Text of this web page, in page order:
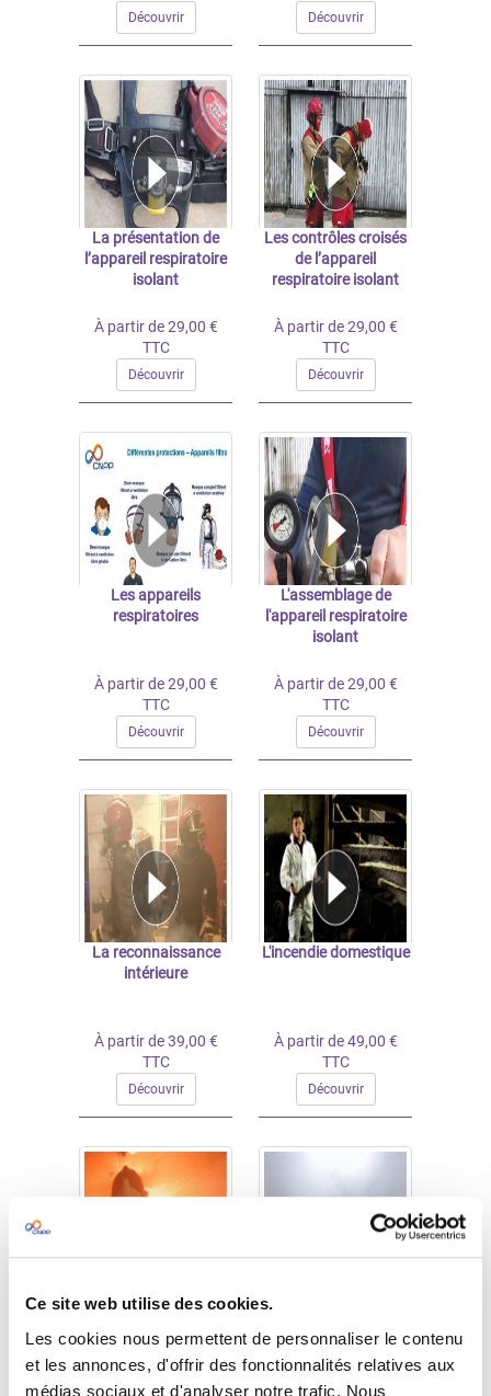
Ce site web utilise des cookies.
Les cookies nous permettent de personnaliser le contenu
et les annonces, d'offrir des fonctionnalités relatives aux
médias sociaux et d'analyser notre trafic. Nous
Découvrir Découvrir
La présentation de
l’appareil respiratoire
isolant
À partir de 29,00 €
TTC
Découvrir
Les contrôles croisés
de l’appareil
respiratoire isolant
À partir de 29,00 €
TTC
Découvrir
Les appareils
respiratoires
À partir de 29,00 €
TTC
Découvrir
L'assemblage de
l'appareil respiratoire
isolant
À partir de 29,00 €
TTC
Découvrir
La reconnaissance
intérieure
À partir de 39,00 €
TTC
Découvrir
L'incendie domestique
À partir de 49,00 €
TTC
Découvrir
Au cœur des fumées
Le danger des fumées
dans l'entreprise